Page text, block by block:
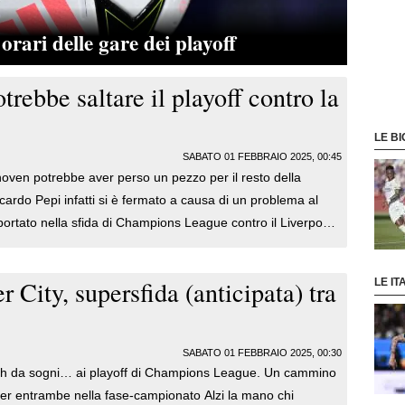
delle gare dei playoff
saltare il playoff contro la
SABATO 01 FEBBRAIO 2025, 00:45
potrebbe aver perso un pezzo per il resto della
Pepi infatti si è fermato a causa di un problema al
nella sfida di Champions League contro il Liverpool.
la Juventus.
City, supersfida (anticipata) tra
SABATO 01 FEBBRAIO 2025, 00:30
sogni… ai playoff di Champions League. Un cammino
nella fase-campionato Alzi la mano chi
LE
LE